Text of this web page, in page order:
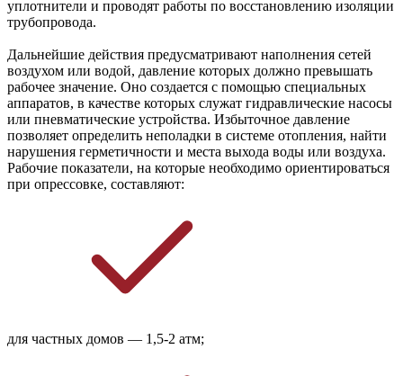
уплотнители и проводят работы по восстановлению изоляции
трубопровода.
Дальнейшие действия предусматривают наполнения сетей
воздухом или водой, давление которых должно превышать
рабочее значение. Оно создается с помощью специальных
аппаратов, в качестве которых служат гидравлические насосы
или пневматические устройства. Избыточное давление
позволяет определить неполадки в системе отопления, найти
нарушения герметичности и места выхода воды или воздуха.
Рабочие показатели, на которые необходимо ориентироваться
при опрессовке, составляют:
для частных домов — 1,5-2 атм;